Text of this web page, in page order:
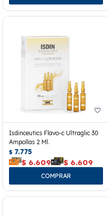
Isdinceutics Flavo-c Ultraglic 30
Ampollas 2 Ml.
$ 7.775
$ 6.609 $ 6.609